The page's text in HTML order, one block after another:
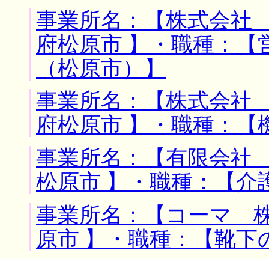
事業所名：【株式会
府松原市 】・職種：
（松原市）】
事業所名：【株式会
府松原市 】・職種：【
事業所名：【有限会
松原市 】・職種：【介
事業所名：【コーマ
原市 】・職種：【靴下